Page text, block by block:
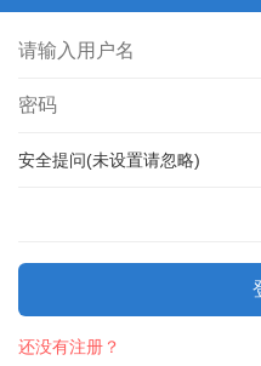
安全提问(未设置请忽略)
还没有注册？